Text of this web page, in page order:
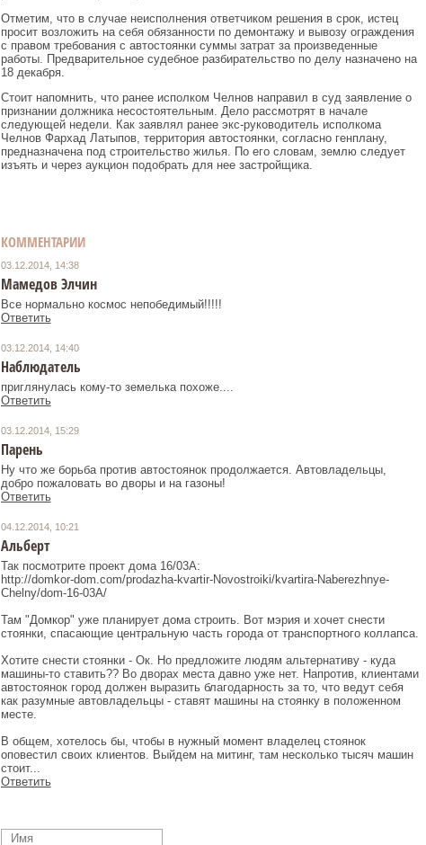
Отметим, что в случае неисполнения ответчиком решения в срок, истец
просит возложить на себя обязанности по демонтажу и вывозу ограждения
с правом требования с автостоянки суммы затрат за произведенные
работы. Предварительное судебное разбирательство по делу назначено на
18 декабря.
Стоит напомнить, что ранее исполком Челнов направил в суд заявление о
признании должника несостоятельным. Дело рассмотрят в начале
следующей недели. Как заявлял ранее экс-руководитель исполкома
Челнов Фархад Латыпов, территория автостоянки, согласно генплану,
предназначена под строительство жилья. По его словам, землю следует
изъять и через аукцион подобрать для нее застройщика.
КОММЕНТАРИИ
03.12.2014, 14:38
Мамедов Элчин
Все нормально космос непобедимый!!!!!
Ответить
03.12.2014, 14:40
Наблюдатель
приглянулась кому-то земелька похоже....
Ответить
03.12.2014, 15:29
Парень
Ну что же борьба против автостоянок продолжается. Автовладельцы,
добро пожаловать во дворы и на газоны!
Ответить
04.12.2014, 10:21
Альберт
Так посмотрите проект дома 16/03А:
http://domkor-dom.com/prodazha-kvartir-Novostroiki/kvartira-Naberezhnye-
Chelny/dom-16-03A/
Там "Домкор" уже планирует дома строить. Вот мэрия и хочет снести
стоянки, спасающие центральную часть города от транспортного коллапса.
Хотите снести стоянки - Ок. Но предложите людям альтернативу - куда
машины-то ставить?? Во дворах места давно уже нет. Напротив, клиентами
автостоянок город должен выразить благодарность за то, что ведут себя
как разумные автовладельцы - ставят машины на стоянку в положенном
месте.
В общем, хотелось бы, чтобы в нужный момент владелец стоянок
оповестил своих клиентов. Выйдем на митинг, там несколько тысяч машин
стоит...
Ответить